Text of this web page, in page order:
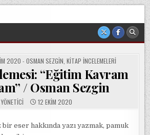
ya da tesirinde olmayan, tamamen
2020 - OSMAN SEZGIN KITAP İNCELEMELERI
“Eğitim Kavram
/ Osman Sezgin
YÖNETICI 12 EKIM 2020
bir eser hakkında yazı yazmak, pamuk